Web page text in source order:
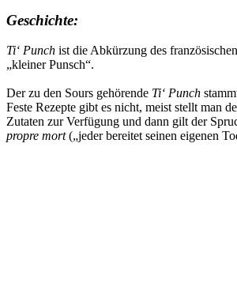
Geschichte:
Ti‘ Punch ist die Abkürzung des französischen
„kleiner Punsch“.
Der zu den Sours gehörende Ti‘ Punch
Feste Rezepte gibt es nicht, meist stellt man
Zutaten zur Verfügung und dann gilt der
propre mort(„jeder bereitet seinen eigenen